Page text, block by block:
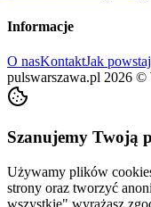
Informacje
O nasKontaktJak
pulswarszawa.pl 2026 ©
Szanujemy Twoją
Używamy plików
strony oraz tworzyć
wszystkie" wyrażasz